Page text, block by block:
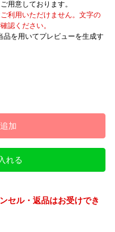
用意しております。
利用いただけません。文字の
認ください。
を用いてプレビューを生成す
加
れる
セル・返品はお受けでき